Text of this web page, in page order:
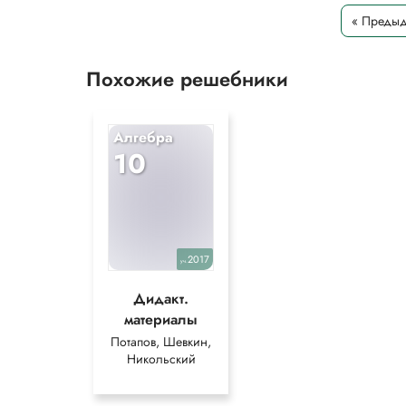
«
Похожие решебники
Алгебра
10
уч.2017
Дидакт.
материалы
Потапов, Шевкин,
Никольский